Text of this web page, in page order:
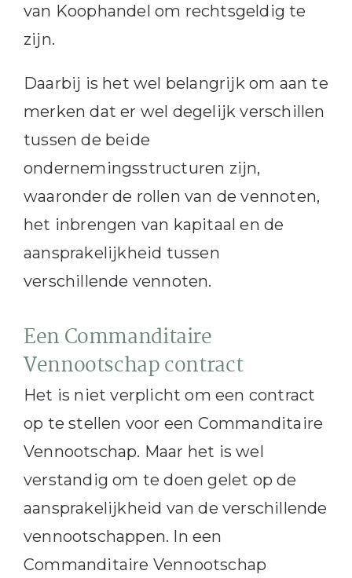
van Koophandel om rechtsgeldig te
zijn.
Daarbij is het wel belangrijk om aan te
merken dat er wel degelijk verschillen
tussen de beide
ondernemingsstructuren zijn,
waaronder de rollen van de vennoten,
het inbrengen van kapitaal en de
aansprakelijkheid tussen
verschillende vennoten.
Een Commanditaire
Vennootschap contract
Het is niet verplicht om een contract
op te stellen voor een Commanditaire
Vennootschap. Maar het is wel
verstandig om te doen gelet op de
aansprakelijkheid van de verschillende
vennootschappen. In een
Commanditaire Vennootschap